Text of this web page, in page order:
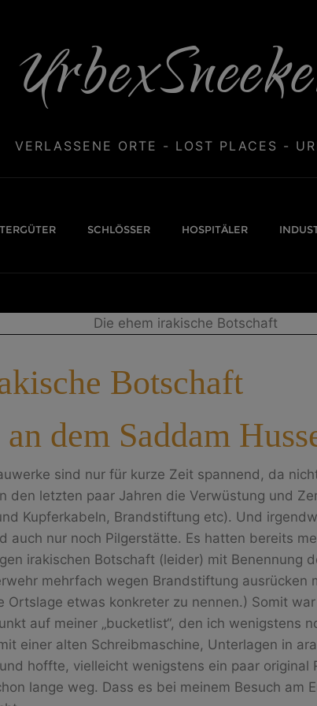
VERLASSENE ORTE - LOST PLACES -
SCHLÖSSER HOSPITÄLER
Botschaft
dem Saddam
sind nur für kurze Zeit spannend, da
den letzten paar Jahren die Verwüstung und
Kupferkabeln, Brandstiftung etc). Und
auch nur noch Pilgerstätte. Es hatten bereits
irakischen Botschaft (leider) mit Benennung
mehrfach wegen Brandstiftung ausrücken
Ortslage etwas konkreter zu nennen.) Somit
auf meiner „bucketlist“, den ich wenigstens
einer alten Schreibmaschine, Unterlagen in
hoffte, vielleicht wenigstens ein paar original
lange weg. Dass es bei meinem Besuch am